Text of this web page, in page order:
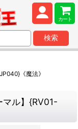
カート
検索
《魔法》
マル】{RV01-